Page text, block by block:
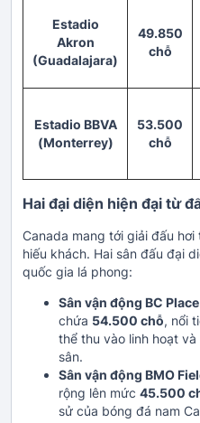
Estadio
Akron
(Guadalajara)
49.850
chỗ
Estadio BBVA
(Monterrey)
53.500
chỗ
Hai đại diện hiện đại từ
Canada mang tới giải đấu
hiếu khách. Hai sân đấu đại
quốc gia lá phong:
Sân vận động BC
chứa 54.500 chỗ, nổi
thể thu vào linh hoạt
sân.
Sân vận động BMO
rộng lên mức 45.500
sử của bóng đá nam